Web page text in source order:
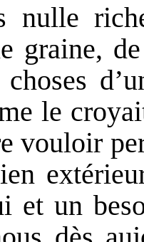
nulle
graine,
choses
le
vouloir
et un